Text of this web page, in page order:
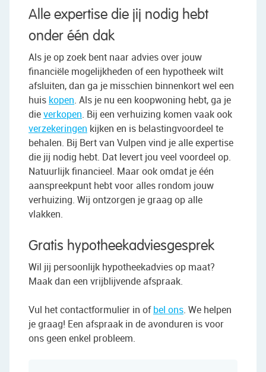
Alle expertise die jij nodig hebt
onder één dak
Als je op zoek bent naar advies over jouw
financiële mogelijkheden of een hypotheek wilt
afsluiten, dan ga je misschien binnenkort wel een
huis kopen. Als je nu een koopwoning hebt, ga je
dieverkopen. Bij een verhuizing komen vaak ook
verzekeringen kijken en is belastingvoordeel te
behalen. Bij Bert van Vulpen vind je alle expertise
die jij nodig hebt. Dat levert jou veel voordeel op.
Natuurlijk financieel. Maar ook omdat je één
aanspreekpunt hebt voor alles rondom jouw
verhuizing. Wij ontzorgen je graag op alle
vlakken.
Gratis hypotheekadviesgesprek
Wil jij persoonlijk hypotheekadvies op maat?
Maak dan een vrijblijvende afspraak.
Vul het contactformulier in ofbel ons. We helpen
je graag! Een afspraak in de avonduren is voor
ons geen enkel probleem.